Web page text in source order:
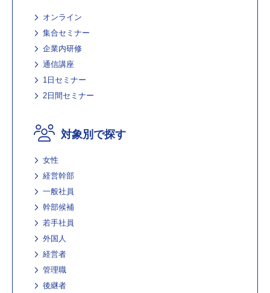
オンライン
集合セミナー
企業内研修
通信講座
1日セミナー
2日間セミナー
対象別で探す
女性
経営幹部
一般社員
幹部候補
若手社員
外国人
経営者
管理職
後継者